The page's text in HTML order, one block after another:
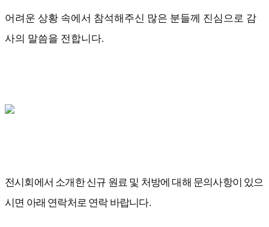
어려운 상황 속에서 참석해주신 많은 분들께 진심으로 감
사의 말씀을 전합니다.
전시회에서 소개한 신규 원료 및 처방에 대해 문의사항이 있으
시면 아래 연락처로 연락 바랍니다.